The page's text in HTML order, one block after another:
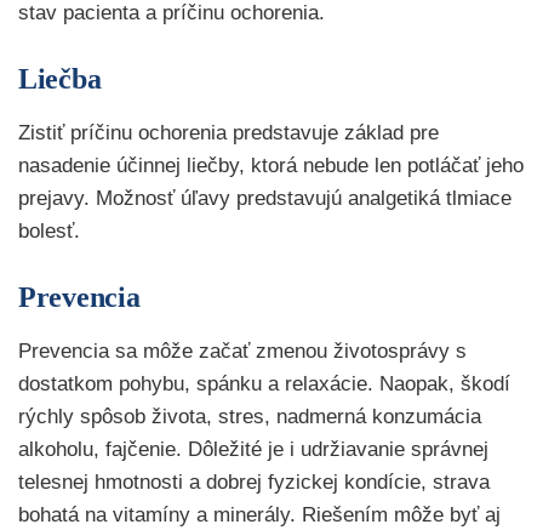
stav pacienta a príčinu ochorenia.
Liečba
Zistiť príčinu ochorenia predstavuje základ pre
nasadenie účinnej liečby, ktorá nebude len potláčať jeho
prejavy. Možnosť úľavy predstavujú analgetiká tlmiace
bolesť.
Prevencia
Prevencia sa môže začať zmenou životosprávy s
dostatkom pohybu, spánku a relaxácie. Naopak, škodí
rýchly spôsob života, stres, nadmerná konzumácia
alkoholu, fajčenie. Dôležité je i udržiavanie správnej
telesnej hmotnosti a dobrej fyzickej kondície, strava
bohatá na vitamíny a minerály. Riešením môže byť aj